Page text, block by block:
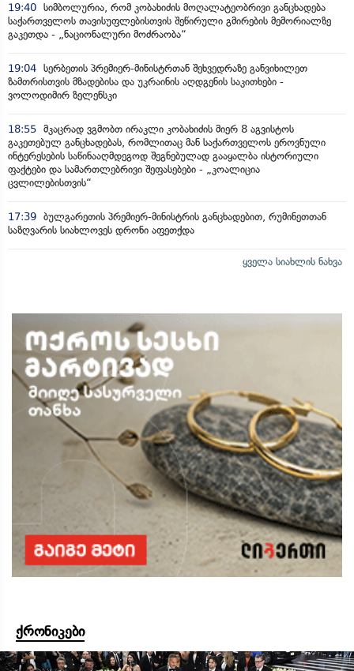
19:40 სიმბოლურია, რომ კობახიძის მოღალატეობრივი განცხადება
საქართველოს თავისუფლებისთვის შეწირული გმირების მემორიალზე
გაკეთდა - „ნაციონალური მოძრაობა“
19:04 სერბეთის პრემიერ-მინისტრთან შეხვედრაზე განვიხილეთ
ზამთრისთვის მზადებისა და უკრაინის აღდგენის საკითხები -
ვოლოდიმირ ზელენსკი
18:55 მკაცრად ვგმობთ ირაკლი კობახიძის მიერ 8 აგვისტოს
გაკეთებულ განცხადებას, რომლითაც მან საქართველოს ეროვნული
ინტერესების საწინააღმდეგოდ შეგნებულად გააყალბა ისტორიული
ფაქტები და სამართლებრივი შეფასებები - „კოალიცია
ცვლილებისთვის“
17:39 ბულგარეთის პრემიერ-მინისტრის განცხადებით, რუმინეთთან
საზღვარის სიახლოვეს დრონი აფეთქდა
ყველა სიახლის ნახვა
ქრონიკები